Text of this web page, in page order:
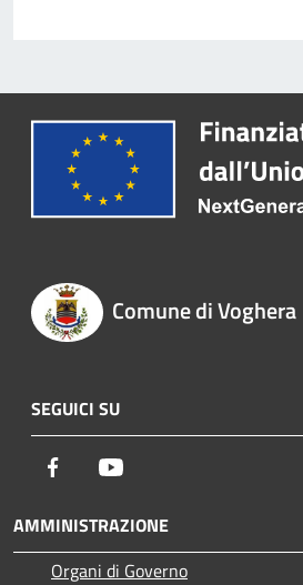
Comune di Voghera
SEGUICI SU
Facebook
AMMINISTRAZIONE
Organi di Governo